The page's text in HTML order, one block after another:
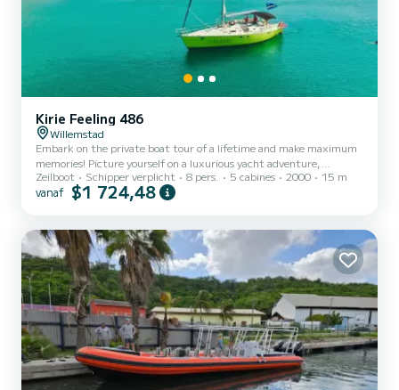
Kirie Feeling 486
Willemstad
Embark on the private boat tour of a lifetime and make maximum
memories! Picture yourself on a luxurious yacht adventure,
featuring stunning sightseeing, vividly snorkeling, delicious food
and outstanding service. Set off on our exciting all inclusive yacht
This private tour combines breathtaking sightseeing, lively
snorkeling, delicious food and utter relaxation. Enjo...
Zeilboot Schipper verplicht 8 pers. 5 cabines 2000 15 m
vanaf $1 724,48